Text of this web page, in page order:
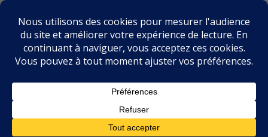
BIBLIOPHILIE.COM
LE BLOG DU BIBLIOPHILE, DES BIBLIOPHILES, DE LA